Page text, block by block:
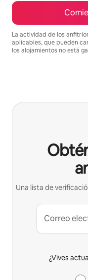
La actividad de los
aplicables, que pueden
los alojamientos no está
Una lista de
Correo
¿Vives